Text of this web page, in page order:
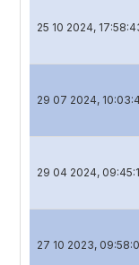
25 10 2024,
29 07 2024,
29 04 2024,
27 10 2023,